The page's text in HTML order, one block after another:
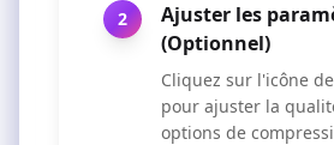
2
Ajuster les
(Optionnel)
Cliquez sur l'icône
pour ajuster la
options de